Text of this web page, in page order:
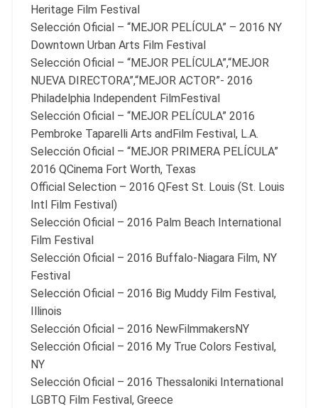
Heritage Film Festival
Selección Oficial – “MEJOR PELÍCULA” – 2016 NY
Downtown Urban Arts Film Festival
Selección Oficial – “MEJOR PELÍCULA”,“MEJOR
NUEVA DIRECTORA”,“MEJOR ACTOR”- 2016
Philadelphia Independent FilmFestival
Selección Oficial – “MEJOR PELÍCULA” 2016
Pembroke Taparelli Arts andFilm Festival, L.A.
Selección Oficial – “MEJOR PRIMERA PELÍCULA”
2016 QCinema Fort Worth, Texas
Official Selection – 2016 QFest St. Louis (St. Louis
Intl Film Festival)
Selección Oficial – 2016 Palm Beach International
Film Festival
Selección Oficial – 2016 Buffalo-Niagara Film, NY
Festival
Selección Oficial – 2016 Big Muddy Film Festival,
Illinois
Selección Oficial – 2016 NewFilmmakersNY
Selección Oficial – 2016 My True Colors Festival,
NY
Selección Oficial – 2016 Thessaloniki International
LGBTQ Film Festival, Greece